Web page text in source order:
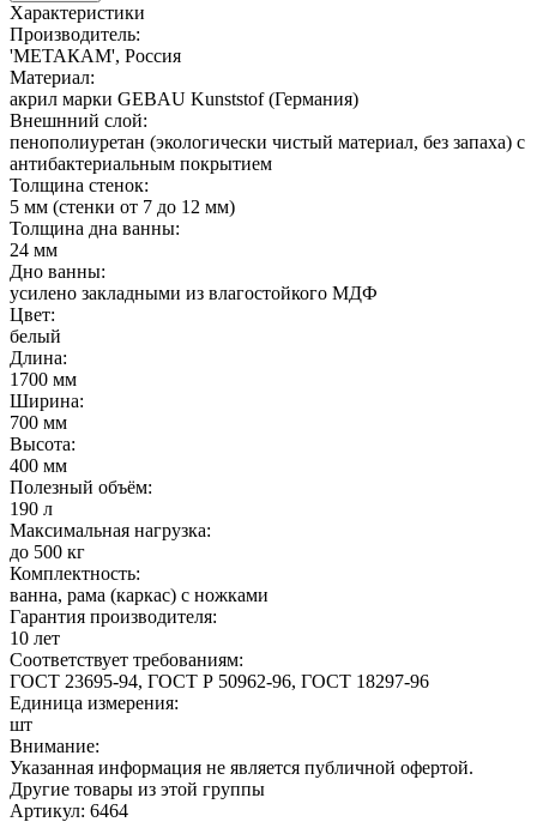
Характеристики
Производитель:
'МЕТАКАМ', Россия
Материал:
акрил марки GEBAU Kunststof (Германия)
Внешнний слой:
пенополиуретан (экологически чистый материал, без запаха) с
антибактериальным покрытием
Толщина стенок:
5 мм (стенки от 7 до 12 мм)
Толщина дна ванны:
24 мм
Дно ванны:
усилено закладными из влагостойкого МДФ
Цвет:
белый
Длина:
1700 мм
Ширина:
700 мм
Высота:
400 мм
Полезный объём:
190 л
Максимальная нагрузка:
до 500 кг
Комплектность:
ванна, рама (каркас) с ножками
Гарантия производителя:
10 лет
Соответствует требованиям:
ГОСТ 23695-94, ГОСТ Р 50962-96, ГОСТ 18297-96
Единица измерения:
шт
Внимание:
Указанная информация не является публичной офертой.
Другие товары из этой группы
Артикул: 6464